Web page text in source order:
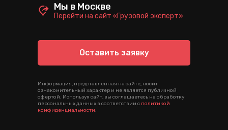
Оставить заявку
Информация, представленная на сайте, носит
ознакомительный характер и не является публичной
офертой. Используя сайт, вы соглашаетесь на обработку
персональных данных в соответствии с политикой
конфиденциальности.
Перейти на сайт «Грузовой эксперт»
Мы в Москве